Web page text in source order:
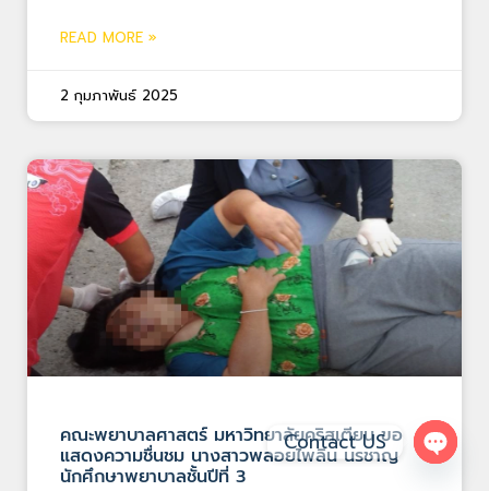
READ MORE »
2 กุมภาพันธ์ 2025
คณะพยาบาลศาสตร์ มหาวิทยาลัยคริสเตียน ขอ
แสดงความชื่นชม นางสาวพลอยไพลิน นรชาญ
นักศึกษาพยาบาลชั้นปีที่ 3
Contact US